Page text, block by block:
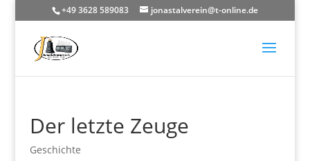
+49 3628 589083 jonastalverein@t-online.de
Der letzte Zeuge
Geschichte